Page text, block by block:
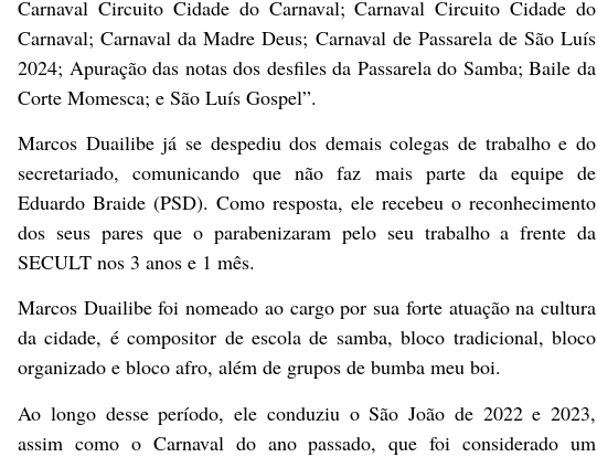
Carnaval Circuito Cidade do Carnaval; Carnaval Circuito Cidade do
Carnaval; Carnaval da Madre Deus; Carnaval de Passarela de São Luís
2024; Apuração das notas dos desfiles da Passarela do Samba; Baile da
Corte Momesca; e São Luís Gospel”.
Marcos Duailibe já se despediu dos demais colegas de trabalho e do
secretariado, comunicando que não faz mais parte da equipe de
Eduardo Braide (PSD). Como resposta, ele recebeu o reconhecimento
dos seus pares que o parabenizaram pelo seu trabalho a frente da
SECULT nos 3 anos e 1 mês.
Marcos Duailibe foi nomeado ao cargo por sua forte atuação na cultura
da cidade, é compositor de escola de samba, bloco tradicional, bloco
organizado e bloco afro, além de grupos de bumba meu boi.
Ao longo desse período, ele conduziu o São João de 2022 e 2023,
assim como o Carnaval do ano passado, que foi considerado um